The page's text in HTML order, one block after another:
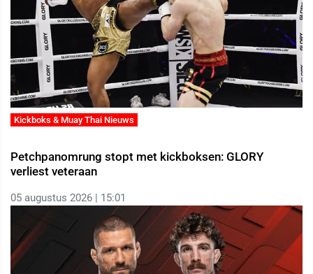
Kickboks & Muay Thai Nieuws
Petchpanomrung stopt met kickboksen: GLORY
verliest veteraan
05 augustus 2026 | 15:01